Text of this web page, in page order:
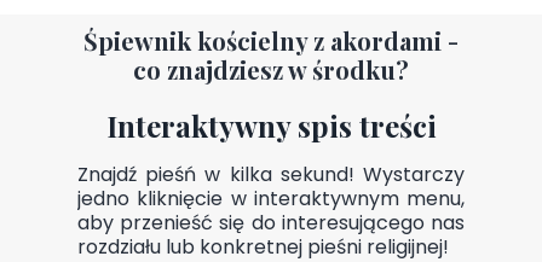
Śpiewnik kościelny z akordami -
co znajdziesz w środku?
Interaktywny spis treści
Znajdź pieśń w kilka sekund! Wystarczy
jedno kliknięcie w interaktywnym menu,
aby przenieść się do interesującego nas
rozdziału lub konkretnej pieśni religijnej!